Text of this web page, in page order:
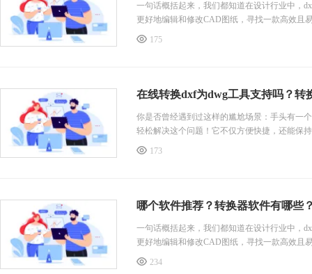
一句话概括起来，我们都知道在设计行业中，
更好地编辑和修改CAD图纸，寻找一款高效且
175
在线转换dxf为dwg工具支持吗？转
你是否曾经遇到过这样的尴尬场景：手头有一
轻松解决这个问题！它不仅方便快捷，还能保
173
哪个软件推荐？转换器软件有哪些
一句话概括起来，我们都知道在设计行业中，
更好地编辑和修改CAD图纸，寻找一款高效且
234